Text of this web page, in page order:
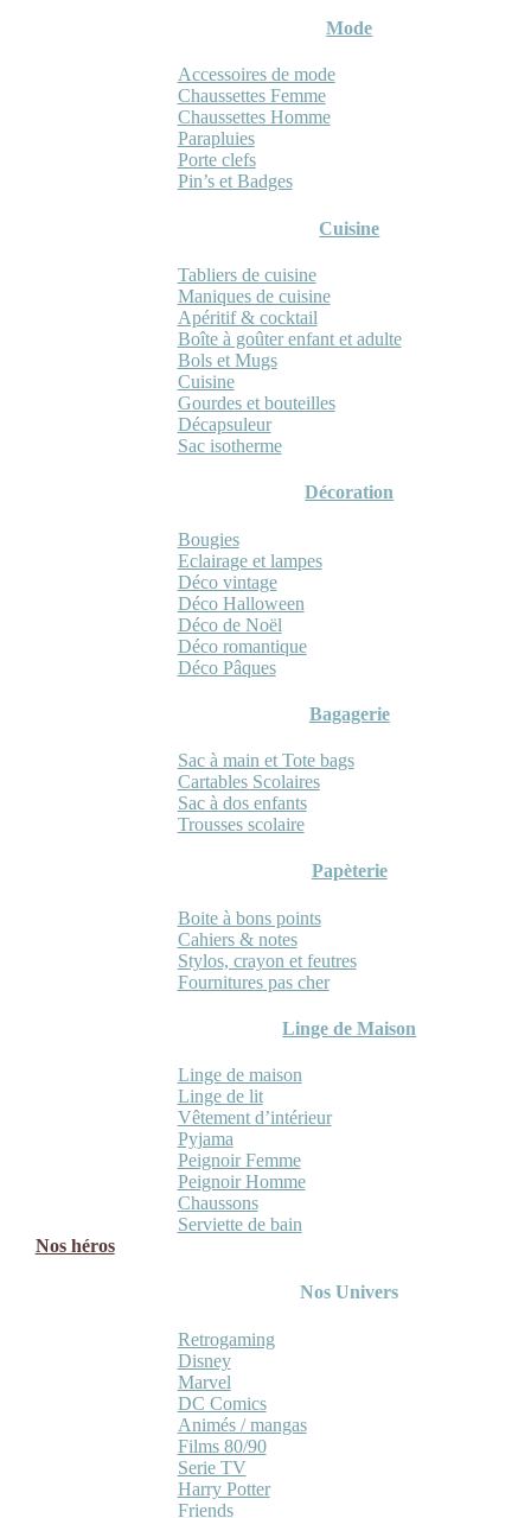
Mode
Accessoires de mode
Chaussettes Femme
Chaussettes Homme
Parapluies
Porte clefs
Pin’s et Badges
Cuisine
Tabliers de cuisine
Maniques de cuisine
Apéritif & cocktail
Boîte à goûter enfant et adulte
Bols et Mugs
Cuisine
Gourdes et bouteilles
Décapsuleur
Sac isotherme
Décoration
Bougies
Eclairage et lampes
Déco vintage
Déco Halloween
Déco de Noël
Déco romantique
Déco Pâques
Bagagerie
Sac à main et Tote bags
Cartables Scolaires
Sac à dos enfants
Trousses scolaire
Papèterie
Boite à bons points
Cahiers & notes
Stylos, crayon et feutres
Fournitures pas cher
Linge de Maison
Linge de maison
Linge de lit
Vêtement d’intérieur
Pyjama
Peignoir Femme
Peignoir Homme
Chaussons
Serviette de bain
Nos héros
Nos Univers
Retrogaming
Disney
Marvel
DC Comics
Animés / mangas
Films 80/90
Serie TV
Harry Potter
Friends